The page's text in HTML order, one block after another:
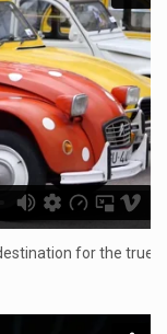
for the true